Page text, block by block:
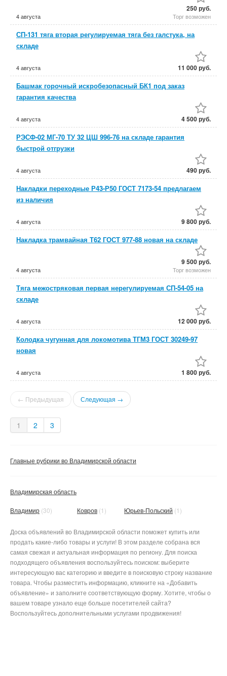
4 августа
250 руб.
Торг возможен
СП-131 тяга вторая регулируемая тяга без галстука, на
складе
4 августа 11 000 руб.
Башмак горочный искробезопасный БК1 под заказ
гарантия качества
4 августа 4 500 руб.
РЭСФ-02 МГ-70 ТУ 32 ЦШ 996-76 на складе гарантия
быстрой отгрузки
4 августа 490 руб.
Накладки переходные Р43-Р50 ГОСТ 7173-54 предлагаем
из наличия
4 августа 9 800 руб.
Накладка трамвайная Т62 ГОСТ 977-88 новая на складе
4 августа
9 500 руб.
Торг возможен
Тяга межостряковая первая нерегулируемая СП-54-05 на
складе
4 августа 12 000 руб.
Колодка чугунная для локомотива ТГМ3 ГОСТ 30249-97
новая
4 августа 1 800 руб.
← Предыдущая Следующая →
1 2 3
Главные рубрики во Владимирской области
Владимирская область
Владимир (30) Ковров (1) Юрьев-Польский (1)
Доска объявлений во Владимирской области поможет купить или
продать какие-либо товары и услуги! В этом разделе собрана вся
самая свежая и актуальная информация по региону. Для поиска
подходящего объявления воспользуйтесь поиском: выберите
интересующую вас категорию и введите в поисковую строку название
товара. Чтобы разместить информацию, кликните на «Добавить
объявление» и заполните соответствующую форму. Хотите, чтобы о
вашем товаре узнало еще больше посетителей сайта?
Воспользуйтесь дополнительными услугами продвижения!